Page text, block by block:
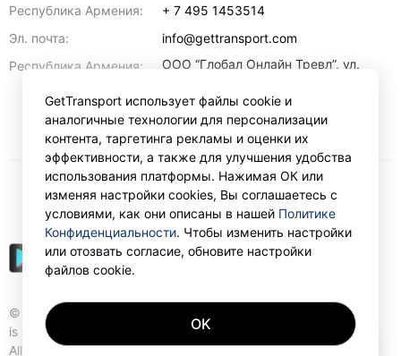
Республика Армения:
+ 7 495 1453514
Эл. почта:
info@gettransport.com
Республика Армения:
ООО “Глобал Онлайн Тревл”, ул.
регистрационный номер
271.110.1183229, РНН 00238516
Ереван 0070
© Gettransport International Limited. GetTransport®
is trademark of Gettransport International Limited.
All rights reserved.
RUB
GetTransport использует файлы cookie и
аналогичные технологии для персонализации
контента, таргетинга рекламы и оценки их
эффективности, а также для улучшения удобства
использования платформы. Нажимая ОК или
изменяя настройки cookies, Вы соглашаетесь с
условиями, как они описаны в нашей Политике
Конфиденциальности. Чтобы изменить настройки
или отозвать согласие, обновите настройки
файлов cookie.
OK
AI